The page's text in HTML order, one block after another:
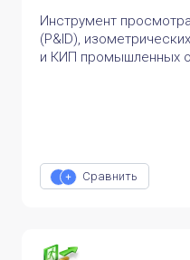
Инструмент
(P&ID),
и КИП промышленных
Сравнить